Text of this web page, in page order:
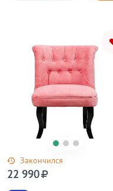
Закончился
22 990